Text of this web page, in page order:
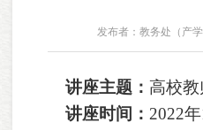
发布者：教务处（产
讲座主题： 高校
讲座时间： 2022